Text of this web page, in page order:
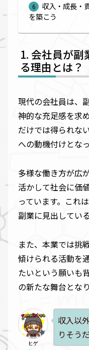
収入・成長・
を築こう
会社員が副
る理由とは？
現代の会社員は、
神的な充足感を求
だけでは得られな
への動機付けとな
多様な働き方が広
活かして社会に価
っています。これ
副業に見出してい
また、本業では挑
傾けられる活動を
たいという願いも
の新たな舞台とな
ヒゲ
収入以
りそう